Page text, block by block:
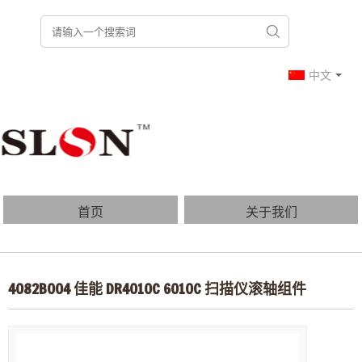
中文
首页 关于我们
产品列表 博客
常见问题 联系我们
4082B004 佳能 DR4010C 6010C 扫描仪滚轴组件